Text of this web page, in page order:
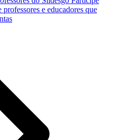
e educadores que